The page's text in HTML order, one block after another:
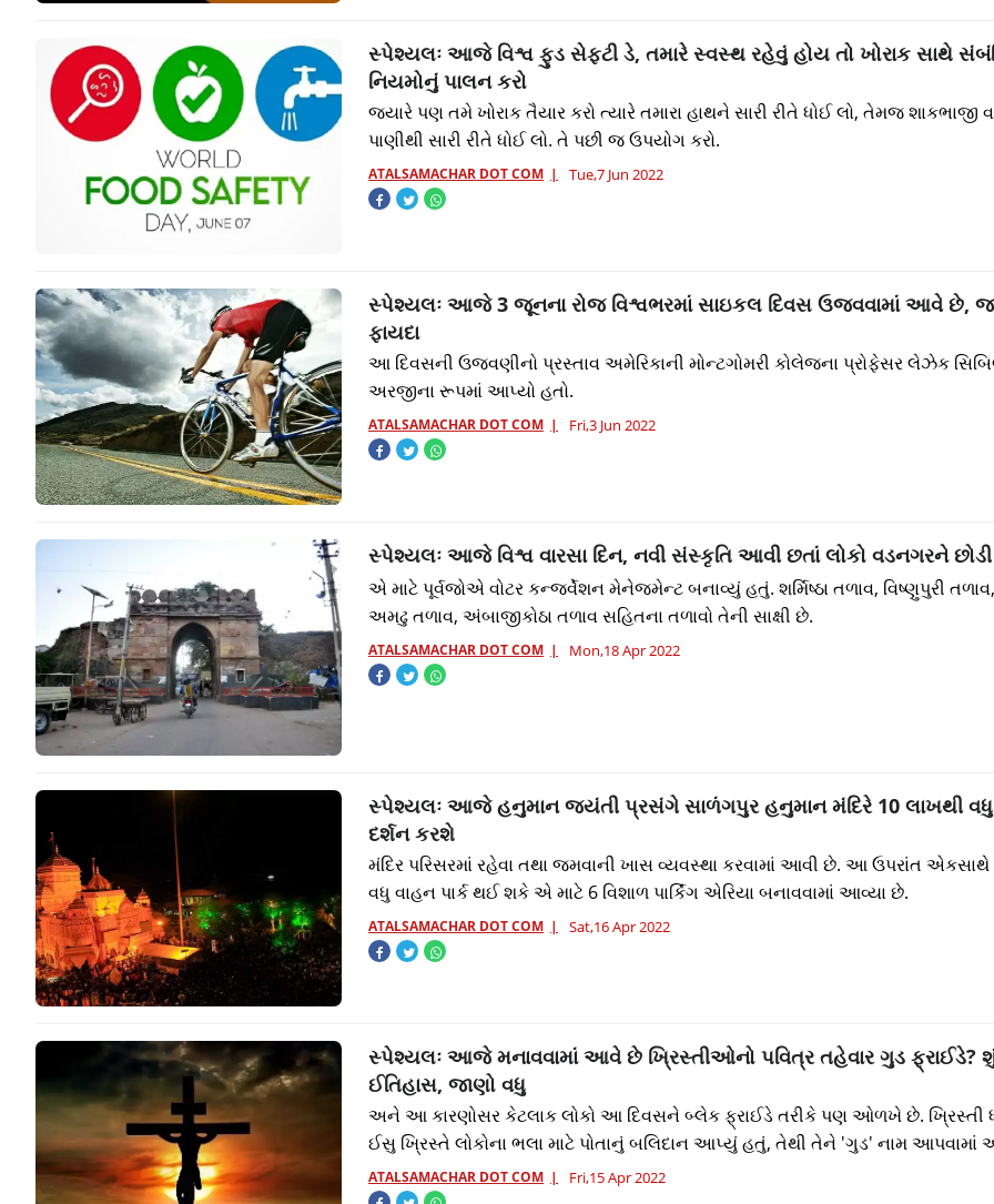
સ્પેશ્યલઃ આજે વિશ્વ ફુડ સેફ્ટી ડે, તમારે સ્વસ્થ રહેવું હોય તો ખોરાક સાથે
નિયમોનું પાલન કરો
જ્યારે પણ તમે ખોરાક તૈયાર કરો ત્યારે તમારા હાથને સારી રીતે ધોઈ લો, તેમજ
પાણીથી સારી રીતે ધોઈ લો. તે પછી જ ઉપયોગ કરો.
ATALSAMACHAR DOT COM Tue,7 Jun 2022
સ્પેશ્યલઃ આજે 3 જૂનના રોજ વિશ્વભરમાં સાઇકલ દિવસ ઉજવવામાં આવે છે,
ફાયદા
આ દિવસની ઉજવણીનો પ્રસ્તાવ અમેરિકાની મોન્ટગોમરી કોલેજના પ્રોફેસર લેઝેક
અરજીના રૂપમાં આપ્યો હતો.
ATALSAMACHAR DOT COM Fri,3 Jun 2022
સ્પેશ્યલઃ આજે વિશ્વ વારસા દિન, નવી સંસ્કૃતિ આવી છતાં લોકો વડનગરને
એ માટે પૂર્વજોએ વોટર કન્જર્વેશન મેનેજમેન્ટ બનાવ્યું હતું. શર્મિષ્ઠા તળાવ, વિષ્ણુપુરી
અમઢુ તળાવ, અંબાજીકોઠા તળાવ સહિતના તળાવો તેની સાક્ષી છે.
ATALSAMACHAR DOT COM Mon,18 Apr 2022
સ્પેશ્યલઃ આજે હનુમાન જયંતી પ્રસંગે સાળંગપુર હનુમાન મંદિરે 10 લાખથી વધુ
દર્શન કરશે
મંદિર પરિસરમાં રહેવા તથા જમવાની ખાસ વ્યવસ્થા કરવામાં આવી છે. આ ઉપરાંત
વધુ વાહન પાર્ક થઈ શકે એ માટે 6 વિશાળ પાર્કિંગ એરિયા બનાવવામાં આવ્યા છે.
ATALSAMACHAR DOT COM Sat,16 Apr 2022
સ્પેશ્યલઃ આજે મનાવવામાં આવે છે ખ્રિસ્તીઓનો પવિત્ર તહેવાર ગુડ ફ્રાઈડે?
ઈતિહાસ, જાણો વધુ
અને આ કારણોસર કેટલાક લોકો આ દિવસને બ્લેક ફ્રાઈડે તરીકે પણ ઓળખે છે. ખ્રિસ્તી
ઈસુ ખ્રિસ્તે લોકોના ભલા માટે પોતાનું બલિદાન આપ્યું હતું, તેથી તેને 'ગુડ' નામ
ATALSAMACHAR DOT COM Fri,15 Apr 2022